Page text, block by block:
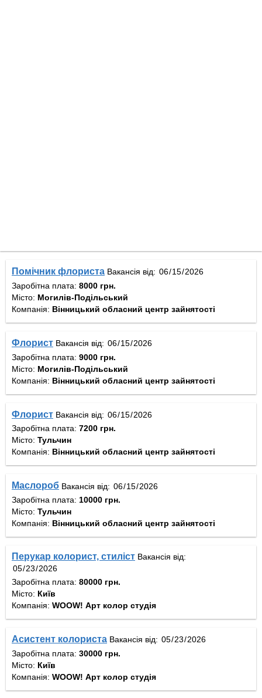
Помічник флориста Вакансія від:
Заробітна плата: 8000 грн.
Місто: Могилів-Подільський
Компанія: Вінницький обласний центр зайнятості
Флорист Вакансія від:
Заробітна плата: 9000 грн.
Місто: Могилів-Подільський
Компанія: Вінницький обласний центр зайнятості
Флорист Вакансія від:
Заробітна плата: 7200 грн.
Місто: Тульчин
Компанія: Вінницький обласний центр зайнятості
Маслороб Вакансія від:
Заробітна плата: 10000 грн.
Місто: Тульчин
Компанія: Вінницький обласний центр зайнятості
Перукар колорист, стиліст Вакансія від:
Заробітна плата: 80000 грн.
Місто: Київ
Компанія: WOOW! Арт колор студія
Асистент колориста Вакансія від:
Заробітна плата: 30000 грн.
Місто: Київ
Компанія: WOOW! Арт колор студія